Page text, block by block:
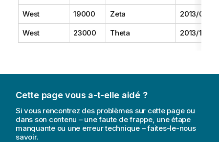
West 19000 Zeta 2013/06/01
West 23000 Theta 2013/12/01
Cette page vous a-t-elle aidé ?
Si vous rencontrez des problèmes sur cette page ou
dans son contenu – une faute de frappe, une étape
manquante ou une erreur technique – faites-le-nous
savoir.